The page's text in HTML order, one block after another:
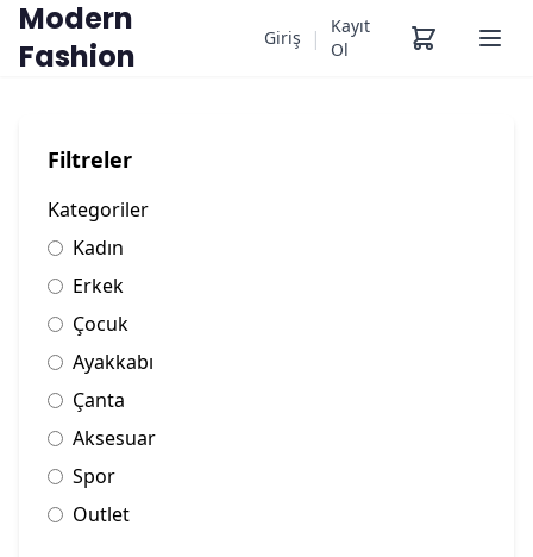
Modern
Fashion
Giriş |
Kayıt
Ol
Filtreler
Kategoriler
Kadın
Erkek
Çocuk
Ayakkabı
Çanta
Aksesuar
Spor
Outlet